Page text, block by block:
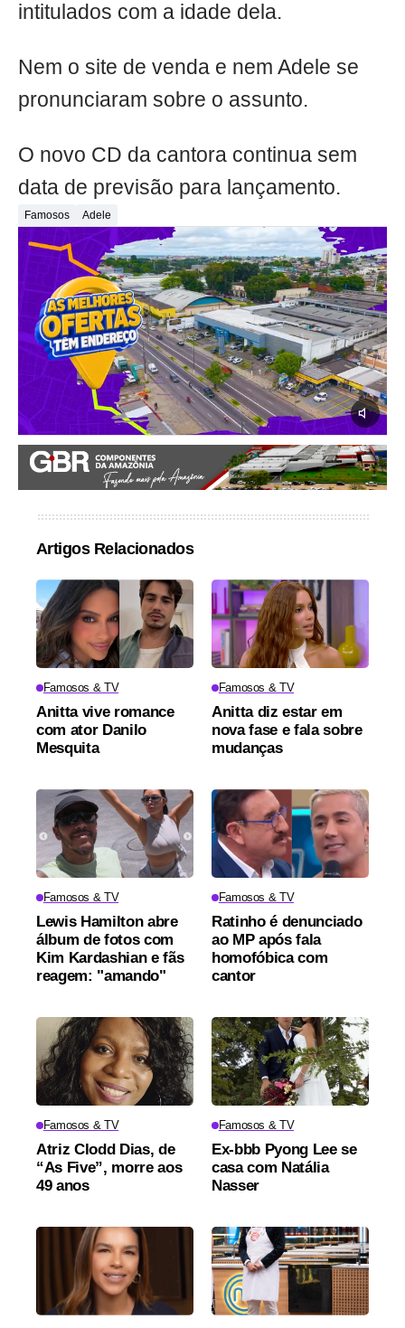
intitulados com a idade dela.
Nem o site de venda e nem Adele se
pronunciaram sobre o assunto.
O novo CD da cantora continua sem
data de previsão para lançamento.
Famosos Adele
Artigos Relacionados
Famosos & TV
Anitta vive romance
com ator Danilo
Mesquita
Famosos & TV
Anitta diz estar em
nova fase e fala sobre
mudanças
Famosos & TV
Lewis Hamilton abre
álbum de fotos com
Kim Kardashian e fãs
reagem: "amando"
Famosos & TV
Ratinho é denunciado
ao MP após fala
homofóbica com
cantor
Famosos & TV
Atriz Clodd Dias, de
“As Five”, morre aos
49 anos
Famosos & TV
Ex-bbb Pyong Lee se
casa com Natália
Nasser